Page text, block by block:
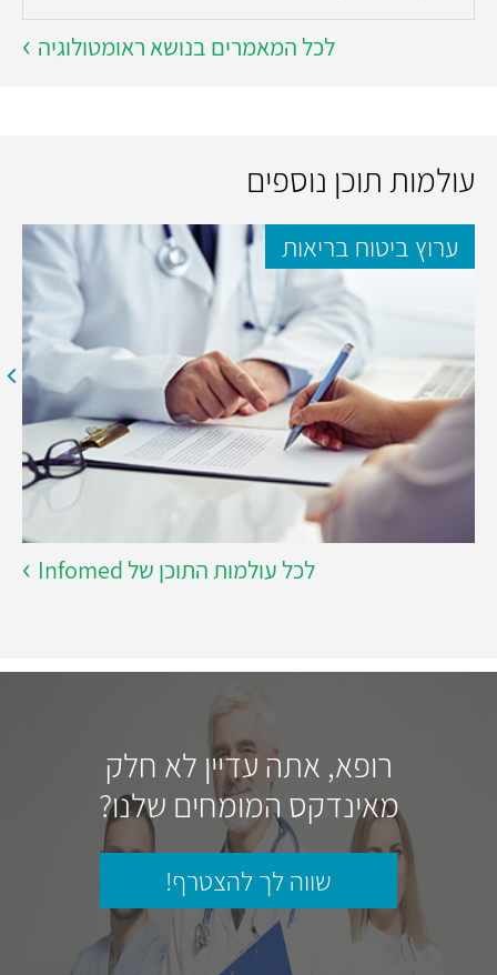
לכל המאמרים בנושא ראומטולוגיה
עולמות תוכן נוספים
ערוץ ביטוח בריאות
לכל עולמות התוכן של Infomed
רופא, אתה עדיין לא חלק
מאינדקס המומחים שלנו?
שווה לך להצטרף!